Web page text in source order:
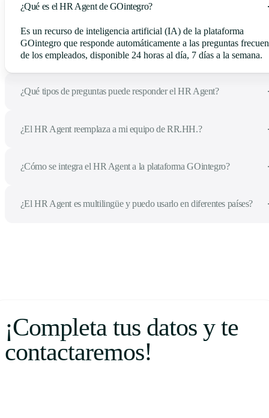
¿Qué es el HR Agent de GOintegro?
Es un recurso de inteligencia artificial (IA) de la plataforma
GOintegro que responde automáticamente a las preguntas
de los empleados, disponible 24 horas al día, 7 días a la semana.
¿Qué tipos de preguntas puede responder el HR Agent?
¿El HR Agent reemplaza a mi equipo de RR.HH.?
¿Cómo se integra el HR Agent a la plataforma GOintegro?
¿El HR Agent es multilingüe y puedo usarlo en diferentes países?
¡Completa tus datos y te
contactaremos!